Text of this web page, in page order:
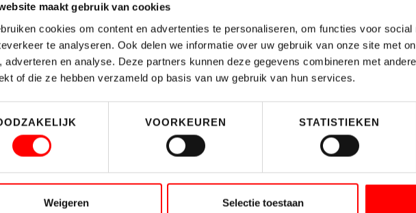
maakt gebruik van cookies
cookies om content en advertenties te personaliseren, om functies voor social
te analyseren. Ook delen we informatie over uw gebruik van onze site met
adverteren en analyse. Deze partners kunnen deze gegevens combineren met
of die ze hebben verzameld op basis van uw gebruik van hun services.
VOORKEUREN STATISTIEKEN
Weigeren Selectie toestaan
de maandelijkse woonlasten
de financieringsmogelijkheden
een eventuele overbruggingshypotheek
de risico’s van tijdelijke dubbele woonlasten
Je overwaarde slim benutten
De kans is groot dat je huidige woning overwaarde heeft. Dit is
grote verbouwing of direct verduurzamen.